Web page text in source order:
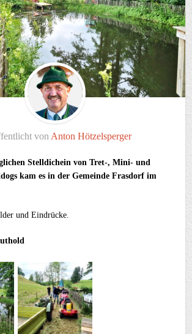
von Anton Hötzelsperger
Stelldichein von Tret-, Mini- und
kam es in der Gemeinde Frasdorf im
und Eindrücke.